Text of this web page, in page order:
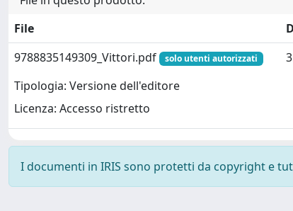
File
9788835149309_Vittori.pdf
solo utenti autorizzati
Tipologia: Versione dell'editore
Licenza: Accesso ristretto
I documenti in IRIS sono protetti da copyright e